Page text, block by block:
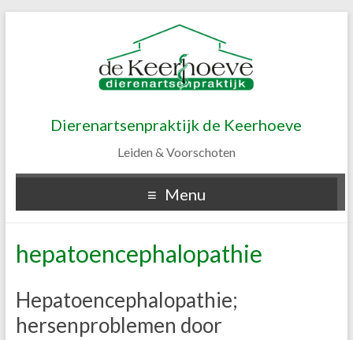
Dierenartsenpraktijk de Keerhoeve
Leiden & Voorschoten
Menu
hepatoencephalopathie
Hepatoencephalopathie;
hersenproblemen door